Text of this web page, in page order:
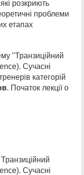
розкриють
проблеми
етапах
"Транзиційний
Сучасні
категорій
. Початок лекції о
Сучасні